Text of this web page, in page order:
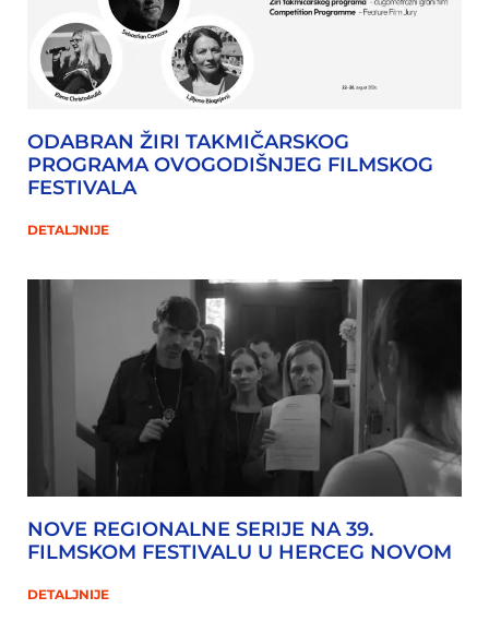
ODABRAN ŽIRI TAKMIČARSKOG
PROGRAMA OVOGODIŠNJEG FILMSKOG
FESTIVALA
DETALJNIJE
NOVE REGIONALNE SERIJE NA 39.
FILMSKOM FESTIVALU U HERCEG NOVOM
DETALJNIJE